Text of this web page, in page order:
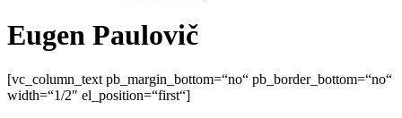
Eugen Paulovič
[vc_column_text pb_margin_bottom=“no“ pb_border_bottom=“no“
width=“1/2″ el_position=“first“]